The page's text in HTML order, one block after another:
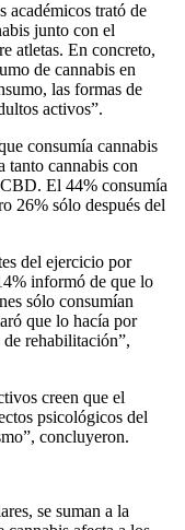
académicos trató de
junto con el
atletas. En concreto,
de cannabis en
las formas de
activos”.
consumía cannabis
cannabis con
El 44% consumía
26% sólo después del
del ejercicio por
informó de que lo
sólo consumían
que lo hacía por
rehabilitación”,
creen que el
psicológicos del
concluyeron.
se suman a la